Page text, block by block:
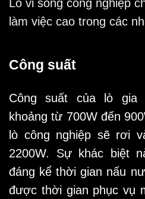
Lò vi sóng công nghiệp
làm việc cao trong các
Công suất
Công suất của lò gia
khoảng từ 700W đến
lò công nghiệp sẽ rơi
2200W. Sự khác biệt
đáng kể thời gian nấu
được thời gian phục vụ